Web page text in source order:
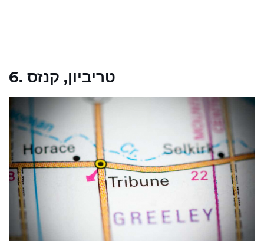
6. טריביון, קנזס